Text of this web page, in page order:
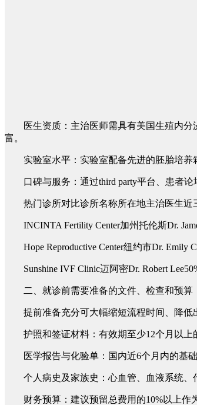
医生资质：主治医师需具有美国生殖内分泌
富。
实验室水平：实验室配备先进的胚胎培养箱
口碑与服务：通过third party平台、患者论
热门诊所对比诊所名称所在地主治医生近
INCINTA Fertility Center加州托伦斯Dr.
Hope Reproductive Center纽约市Dr. Emily
Sunshine IVF Clinic迈阿密Dr. Robert
二、就诊前需要准备的文件、检查和预算
提前准备充分可大幅缩短流程时间、降低
护照和签证材料：有效期至少12个月以上的
医学报告与化验单：国内近6个月内的基础
个人病史及家族史：心血管、血液系统、
财务预算：建议预留总费用的10%以上作为